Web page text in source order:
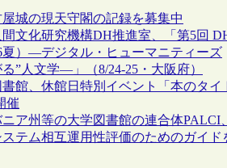
城の現天守閣の記録を募集中
間文化研究機構DH推進室、「第5回
夏）―デジタル・ヒューマニティーズ
”人文学―」（8/24-25・大阪府）
館、休館日特別イベント「本のタイ
催
ア州等の大学図書館の連合体PALCI、
テム相互運用性評価のためのガイド